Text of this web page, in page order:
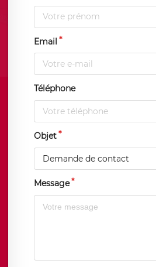
Email
Téléphone
Objet
Demande de contact
Message